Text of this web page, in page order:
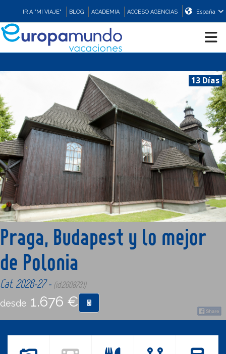
IR A "MI VIAJE" BLOG ACADEMIA ACCESO AGENCIAS España
EUROPA
ASIA
ORIENTE
PROMOCIONES
COMPRAR
13 Días
Praga, Budapest y lo mejor
de Polonia
Cat. 2026-27 - (id:2608731)
desde 1.676 €